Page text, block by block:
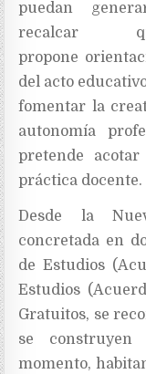
puedan
recalcar
propone
del acto
fomentar la
autonomía
pretende
práctica docente.
Desde la
concretada en
de Estudios
Estudios
Gratuitos, se
se construyen
momento,